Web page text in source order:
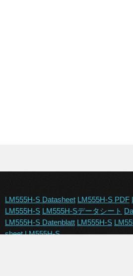
LM555H-S Datasheet LM555H-S PDF
LM555H-S LM555H-Sデータシート
LM555H-S Datenblatt LM555H-S
sheet LM555H-S